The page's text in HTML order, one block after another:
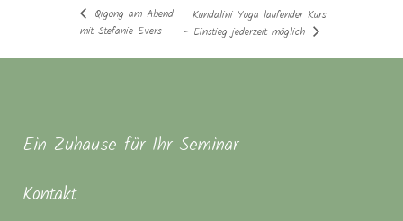
Qigong am Abend
mit Stefanie Evers
Kundalini Yoga laufender Kurs
– Einstieg jederzeit möglich
Ein Zuhause für Ihr Seminar
Kontakt